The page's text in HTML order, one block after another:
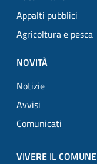
Appalti pubblici
Agricoltura e pesca
NOVITÀ
Notizie
Avvisi
Comunicati
VIVERE IL COMUNE